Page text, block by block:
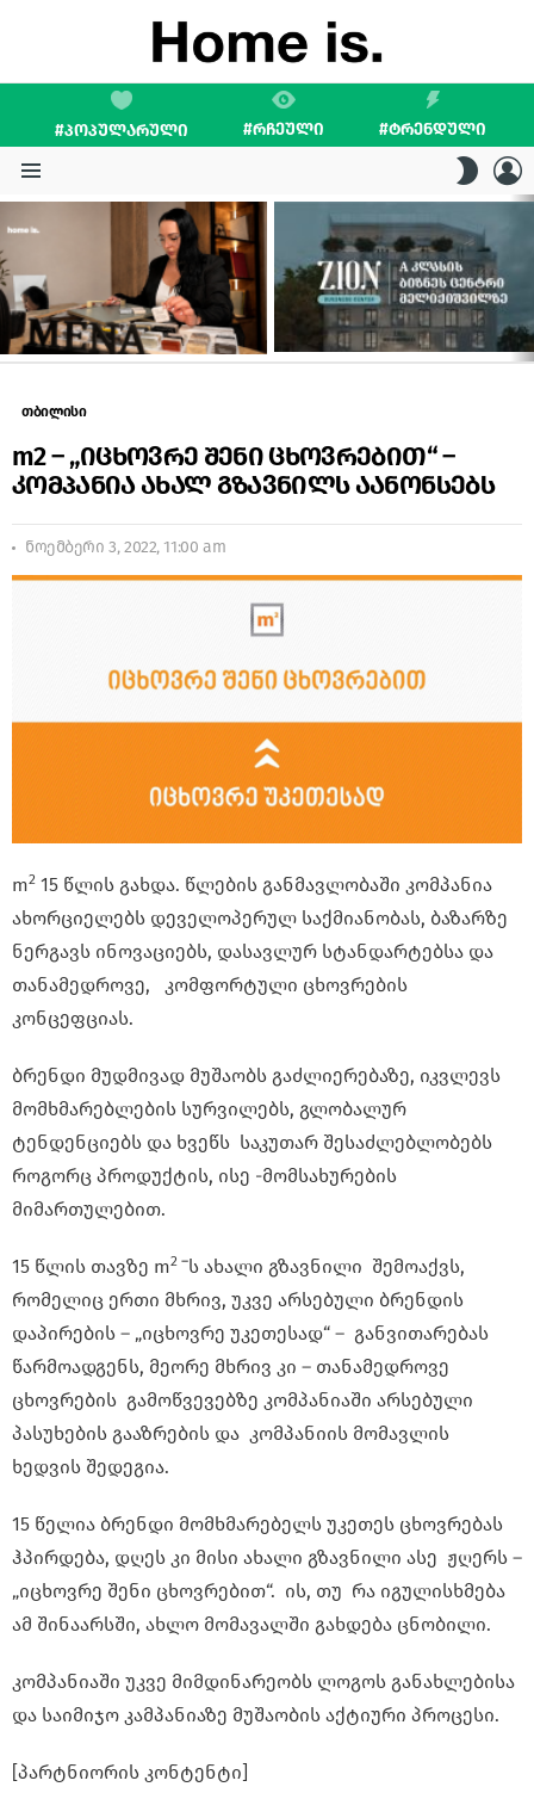
#ᲞᲝᲞᲣᲚᲐᲠᲣᲚᲘ #ᲠᲩᲔᲣᲚᲘ #ᲢᲠᲔᲜᲓᲣᲚᲘ
SKIN
STORIES
თბილისი
m2 – „იცხოვრე შენი ცხოვრებით“ –
კომპანია ახალ გზავნილს აანონსებს
ნოემბერი 3, 2022, 11:00 am
m2 15 წლის გახდა. წლების განმავლობაში კომპანია
ახორციელებს დეველოპერულ საქმიანობას, ბაზარზე
ნერგავს ინოვაციებს, დასავლურ სტანდარტებსა და
თანამედროვე, კომფორტული ცხოვრების
კონცეფციას.
ბრენდი მუდმივად მუშაობს გაძლიერებაზე, იკვლევს
მომხმარებლების სურვილებს, გლობალურ
ტენდენციებს და ხვეწს საკუთარ შესაძლებლობებს
როგორც პროდუქტის, ისე -მომსახურების
მიმართულებით.
15 წლის თავზე m2 –ს ახალი გზავნილი შემოაქვს,
რომელიც ერთი მხრივ, უკვე არსებული ბრენდის
დაპირების – „იცხოვრე უკეთესად“ – განვითარებას
წარმოადგენს, მეორე მხრივ კი – თანამედროვე
ცხოვრების გამოწვევებზე კომპანიაში არსებული
პასუხების გააზრების და კომპანიის მომავლის
ხედვის შედეგია.
15 წელია ბრენდი მომხმარებელს უკეთეს ცხოვრებას
ჰპირდება, დღეს კი მისი ახალი გზავნილი ასე ჟღერს –
„იცხოვრე შენი ცხოვრებით“. ის, თუ რა იგულისხმება
ამ შინაარსში, ახლო მომავალში გახდება ცნობილი.
კომპანიაში უკვე მიმდინარეობს ლოგოს განახლებისა
და საიმიჯო კამპანიაზე მუშაობის აქტიური პროცესი.
[პარტნიორის კონტენტი]